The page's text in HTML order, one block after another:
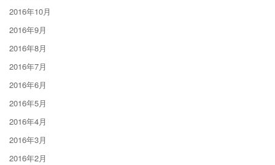
2016年10月
2016年9月
2016年8月
2016年7月
2016年6月
2016年5月
2016年4月
2016年3月
2016年2月